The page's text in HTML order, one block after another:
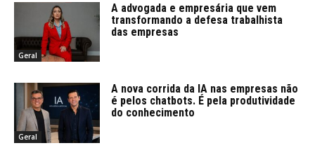
Geral
A advogada e empresária que vem
transformando a defesa trabalhista
das empresas
Geral
A nova corrida da IA nas empresas não
é pelos chatbots. É pela produtividade
do conhecimento